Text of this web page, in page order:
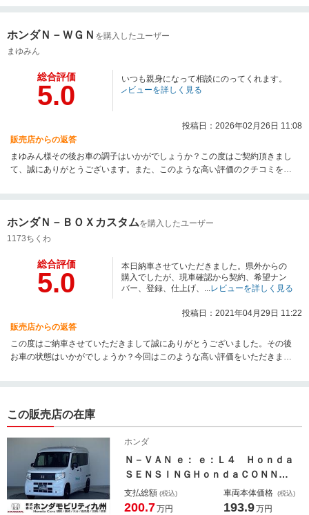
致します。営業担当より
ホンダＮ－ＷＧＮ を購入したユーザー
まゆみん
総合評価
5.0
いつも親身になって相談にのってくれます。
レビューを詳しく見る
投稿日：2026年02月26日 11:08
販売店からの返答
まゆみん様その後お車の調子はいかがでしょうか？この度はご契約頂きまし
て、誠にありがとうございます。また、このような高い評価のクチコミを頂
と思い、アフターサービスに関しても誠意をもってご対応させていただいて
引き続きさせていただきます。今後ともお気軽に弊社にお越しくださいま
せ。宜しくお願い致します。 担当 川野
ホンダＮ－ＢＯＸカスタムを購入したユーザー
1173ちくわ
総合評価
5.0
本日納車させていただきました。県外からの
購入でしたが、現車確認から契約、希望ナン
バー、登録、仕上げ、... レビューを詳しく見る
投稿日：2021年04月29日 11:22
販売店からの返答
この度はご納車させていただきまして誠にありがとうございました。その後
お車の状態はいかがでしょうか？今回はこのような高い評価をいただきまし
い合わせください。今後とも、どうぞ宜しくお願い致します。 営業
この販売店の在庫
ホンダ
Ｎ－ＶＡＮ ｅ： ｅ：Ｌ４ Ｈｏｎｄａ
ＳＥＮＳＩＮＧＨｏｎｄａＣＯＮＮＥ
ＣＴナビ装着用スペシャルパッケージ
７インチＴＦＴメーターハロゲンヘッ
支払総額 (税込)
200.7万円
車両本体価格 (税込)
193.9万円